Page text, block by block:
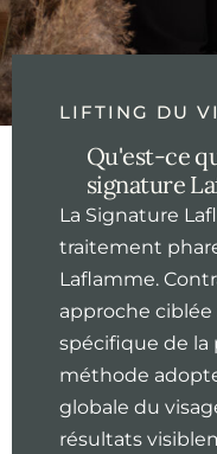
LIFTING DU
Qu'est-ce
signature
La Signature
traitement
Laflamme.
approche
spécifique de la
méthode
globale du
résultats